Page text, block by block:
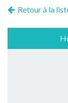
Retour à la